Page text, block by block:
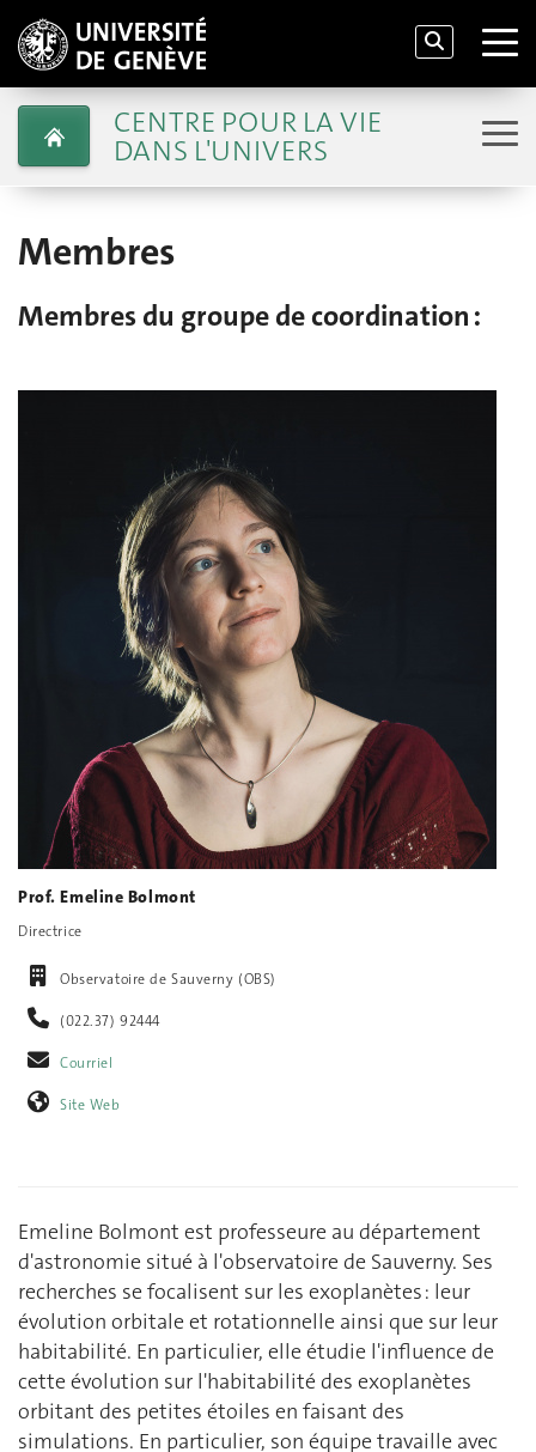
CENTRE POUR LA VIE
DANS L'UNIVERS
Membres
Membres du groupe de coordination :
Prof. Emeline Bolmont
Directrice
Observatoire de Sauverny (OBS)
(022.37) 92444‬
Courriel
Site Web
Emeline Bolmont est professeure au département
d'astronomie situé à l'observatoire de Sauverny. Ses
recherches se focalisent sur les exoplanètes : leur
évolution orbitale et rotationnelle ainsi que sur leur
habitabilité. En particulier, elle étudie l'influence de
cette évolution sur l'habitabilité des exoplanètes
orbitant des petites étoiles en faisant des
simulations. En particulier, son équipe travaille avec